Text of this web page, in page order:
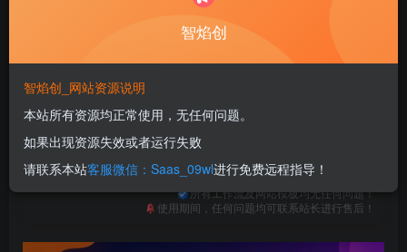
此内容为付费资源，请付费后查看
9.9
普通合伙人免费
立即购买
您当前未登录！建议登陆后购买，可保存购买订单
一次购买，永久包更新！
购买会员，可免费下载全站资源！
所有工作流及网站模板均无任何问题！
使用期间，任何问题均可联系站长进行售后！
智焰创
智焰创_网站资源说明
本站所有资源均正常使用，无任何问题。
如果出现资源失效或者运行失败
请联系本站客服微信：Saas_09wl进行免费远程指导！